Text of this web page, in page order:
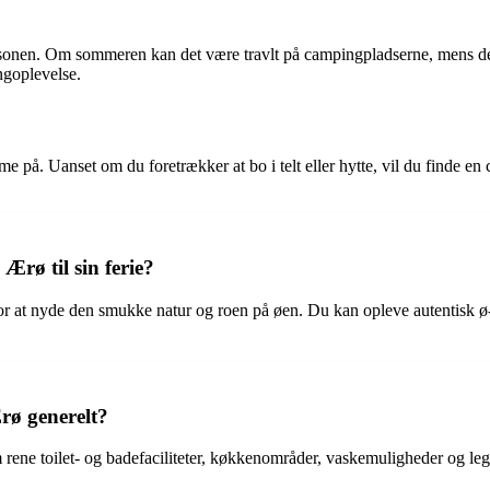
Om sommeren kan det være travlt på campingpladserne, mens
på. Uanset om du foretrækker at bo i telt eller hytte, vil du finde
Ærø til sin ferie?
nyde den smukke natur og roen på øen. Du kan opleve autentisk
generelt?
toilet- og badefaciliteter, køkkenområder, vaskemuligheder og